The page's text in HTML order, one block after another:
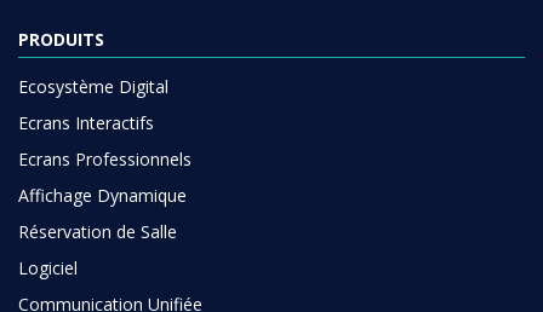
PRODUITS
Ecosystème Digital
Ecrans Interactifs
Ecrans Professionnels
Affichage Dynamique
Réservation de Salle
Logiciel
Communication Unifiée